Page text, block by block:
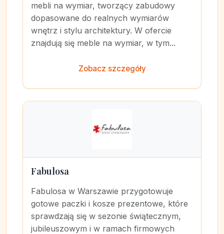
mebli na wymiar, tworzący zabudowy
dopasowane do realnych wymiarów
wnętrz i stylu architektury. W ofercie
znajdują się meble na wymiar, w tym...
Zobacz szczegóły
Fabulosa
Fabulosa w Warszawie przygotowuje
gotowe paczki i kosze prezentowe, które
sprawdzają się w sezonie świątecznym,
jubileuszowym i w ramach firmowych